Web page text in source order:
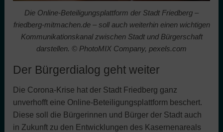
Die Online-Beteiligungsplattform der Stadt Friedberg –
friedberg-mitmachen.de – soll auch weiterhin einen wichtigen
Kommunikationskanal zwischen Stadt und Bürgerschaft
darstellen. © PhotoMIX Company, pexels.com
Der Bürgerdialog geht weiter
Die Corona-Krise hat der Stadt Friedberg ganz
unverhofft eine Online-Beteiligungsplattform beschert.
Diese soll die Bürgerinnen und Bürger der Stadt auch
in Zukunft zu den Entwicklungen des Kasernenareals